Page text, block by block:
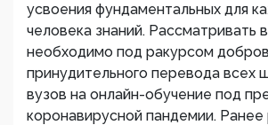
усвоения фундаментальных для
человека знаний. Рассматривать
необходимо под ракурсом
принудительного перевода всех
вузов на онлайн-обучение под
коронавирусной пандемии.